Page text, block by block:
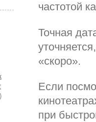
частотой
Точная
«скоро».
Если
при